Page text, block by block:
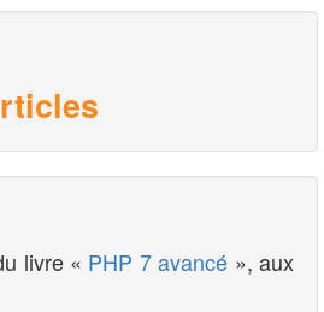
livre « PHP 7 avancé », aux